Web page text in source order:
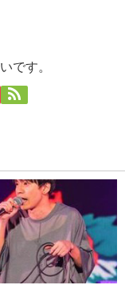
です。